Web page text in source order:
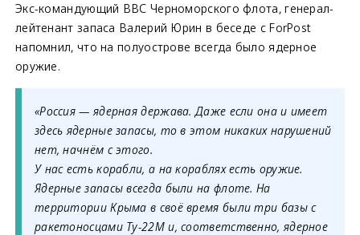
Экс-командующий ВВС Черноморского флота, генерал-
лейтенант запаса Валерий Юрин в беседе с ForPost
напомнил, что на полуострове всегда было ядерное
оружие.
«Россия — ядерная держава. Даже если она и имеет
здесь ядерные запасы, то в этом никаких нарушений
нет, начнём с этого.
У нас есть корабли, а на кораблях есть оружие.
Ядерные запасы всегда были на флоте. На
территории Крыма в своё время были три базы с
ракетоносцами Ту-22М и, соответственно, ядерное